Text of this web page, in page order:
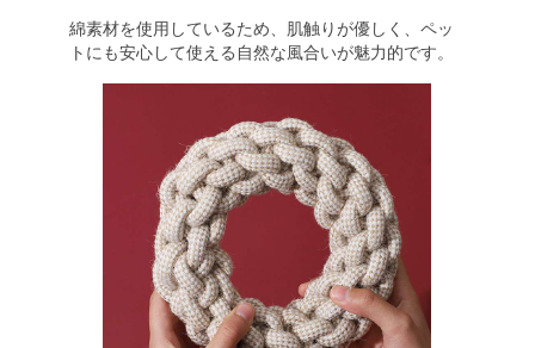
綿素材を使用しているため、肌触りが優しく、ペッ
トにも安心して使える自然な風合いが魅力的です。